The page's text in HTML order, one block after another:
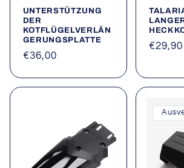
UNTERSTÜTZUNG
DER
KOTFLÜGELVERLÄN
GERUNGSPLATTE
Normaler
€36,00
€29,90